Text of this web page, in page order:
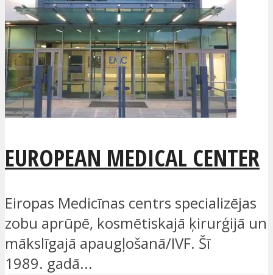
EUROPEAN MEDICAL CENTER
Eiropas Medicīnas centrs specializējas
zobu aprūpē, kosmētiskajā ķirurģijā un
mākslīgajā apaugļošanā/IVF. Šī
1989. gadā...